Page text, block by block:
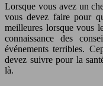
Lorsque vous avez un
vous devez faire pour
meilleures lorsque vous
connaissance des
événements terribles.
devez suivre pour la
là.